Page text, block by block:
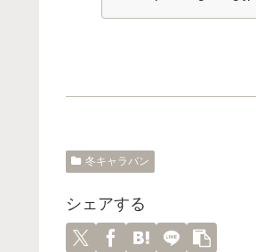
冬キャラバン
シェアする